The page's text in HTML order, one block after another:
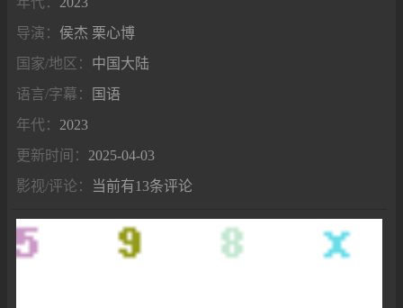
导演： 侯杰 栗心博
国家/地区： 中国大陆
语言/字幕：
国语
年代： 2023
更新时间： 2025-04-03
影视/评论：
当前有13条评论